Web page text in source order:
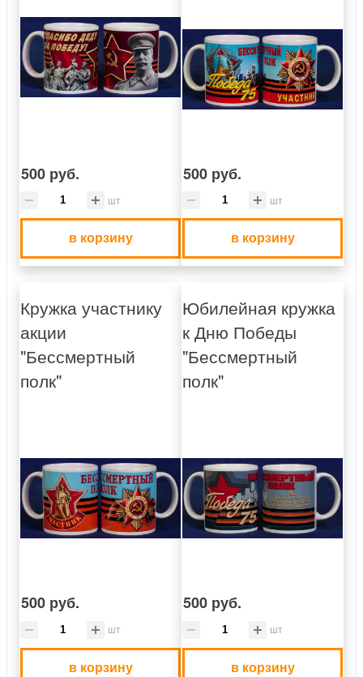
500 руб.
шт
в корзину
500 руб.
шт
в корзину
Кружка участнику
акции
"Бессмертный
полк"
500 руб.
шт
в корзину
Юбилейная кружка
к Дню Победы
"Бессмертный
полк"
500 руб.
шт
в корзину